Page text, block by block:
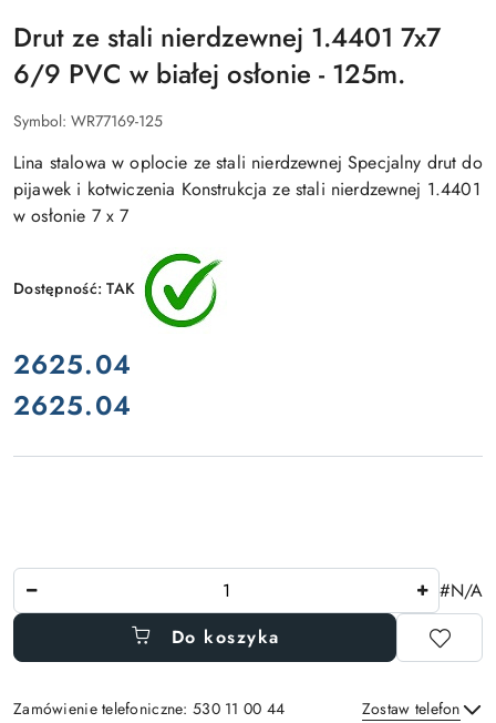
Drut ze stali nierdzewnej 1.4401 7x7
6/9 PVC w białej osłonie - 125m.
Symbol: WR77169-125
Lina stalowa w oplocie ze stali nierdzewnej Specjalny drut do
pijawek i kotwiczenia Konstrukcja ze stali nierdzewnej 1.4401
w osłonie 7 x 7
Dostępność:TAK
cena:
2625.04
Cena:
2625.04
#N/A
Do koszyka
Zamówienie telefoniczne: 530 11 00 44 Zostaw telefon